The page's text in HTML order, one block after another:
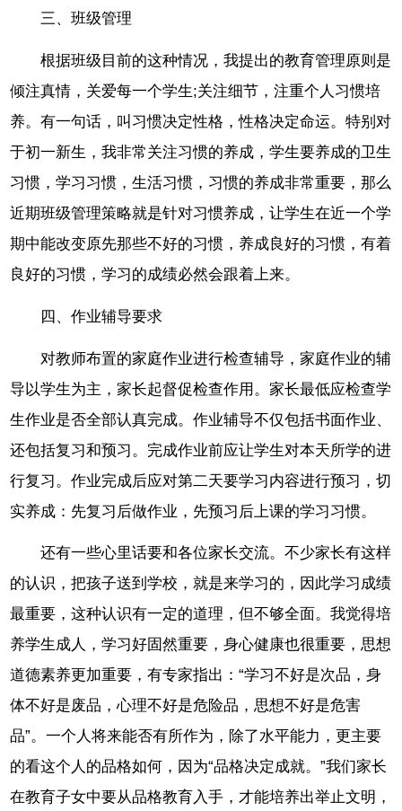
三、班级管理
根据班级目前的这种情况，我提出的教育管理原则是
倾注真情，关爱每一个学生;关注细节，注重个人习惯培
养。有一句话，叫习惯决定性格，性格决定命运。特别对
于初一新生，我非常关注习惯的养成，学生要养成的卫生
习惯，学习习惯，生活习惯，习惯的养成非常重要，那么
近期班级管理策略就是针对习惯养成，让学生在近一个学
期中能改变原先那些不好的习惯，养成良好的习惯，有着
良好的习惯，学习的成绩必然会跟着上来。
四、作业辅导要求
对教师布置的家庭作业进行检查辅导，家庭作业的辅
导以学生为主，家长起督促检查作用。家长最低应检查学
生作业是否全部认真完成。作业辅导不仅包括书面作业、
还包括复习和预习。完成作业前应让学生对本天所学的进
行复习。作业完成后应对第二天要学习内容进行预习，切
实养成：先复习后做作业，先预习后上课的学习习惯。
还有一些心里话要和各位家长交流。不少家长有这样
的认识，把孩子送到学校，就是来学习的，因此学习成绩
最重要，这种认识有一定的道理，但不够全面。我觉得培
养学生成人，学习好固然重要，身心健康也很重要，思想
道德素养更加重要，有专家指出：“学习不好是次品，身
体不好是废品，心理不好是危险品，思想不好是危害
品”。一个人将来能否有所作为，除了水平能力，更主要
的看这个人的品格如何，因为“品格决定成就。”我们家长
在教育子女中要从品格教育入手，才能培养出举止文明，